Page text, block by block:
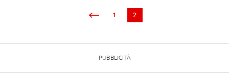
1 2
PUBBLICITÀ